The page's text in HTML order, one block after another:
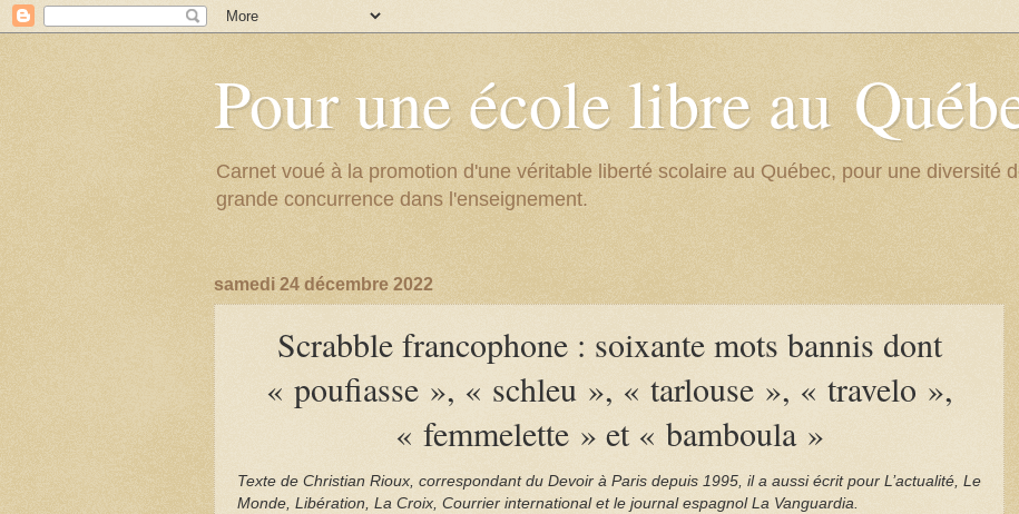
Pour une école libre au
Carnet voué à la promotion d'une véritable liberté scolaire au Québec, pour une diversité
grande concurrence dans l'enseignement.
samedi 24 décembre 2022
Scrabble francophone : soixante mots bannis dont
« poufiasse », « schleu », « tarlouse », « travelo »,
« femmelette » et « bamboula »
Texte de Christian Rioux, correspondant du Devoir à Paris depuis 1995, il a aussi écrit pour L’actualité, Le
Monde, Libération, La Croix, Courrier international et le journal espagnol La Vanguardia.